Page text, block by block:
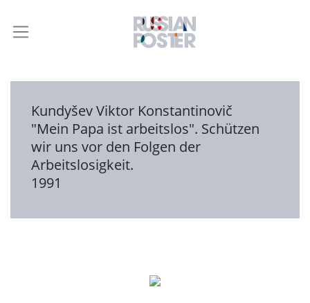
Kundyšev Viktor Konstantinovič
"Mein Papa ist arbeitslos". Schützen
wir uns vor den Folgen der
Arbeitslosigkeit.
1991